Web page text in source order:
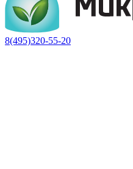
8(495)320-55-20